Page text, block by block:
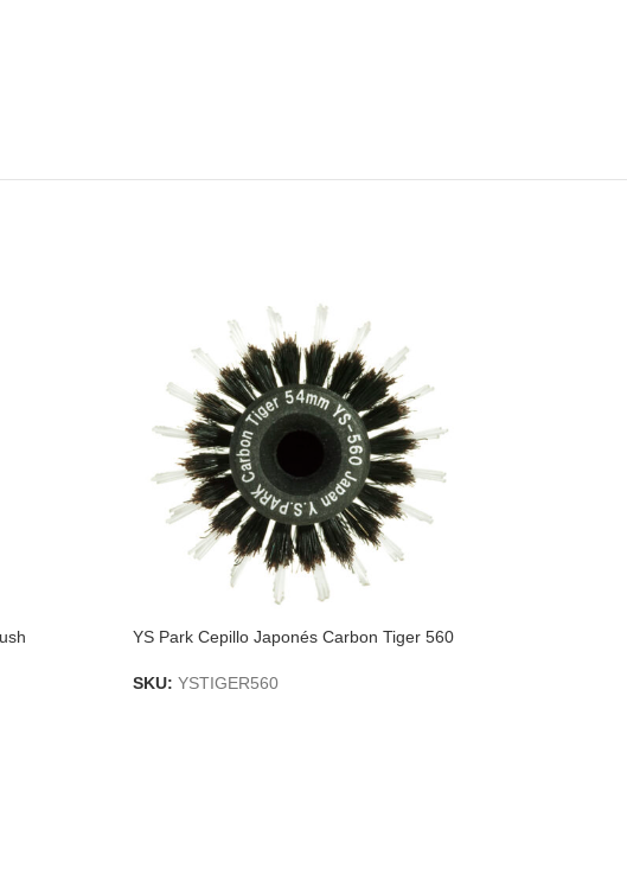
YS Park Cepillo Japonés Carbon Tiger 560
SKU: YSTIGER560